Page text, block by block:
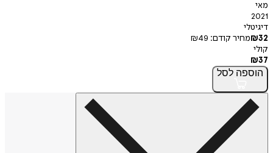
מאי
2021
דיגיטלי
₪32 מחיר קודם: ₪49
קולי
₪37
הוספה לסל